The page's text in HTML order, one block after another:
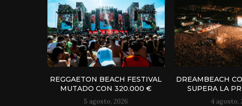
REGGAETON BEACH FESTIVAL
MUTADO CON 320.000 €
5 agosto, 2026
DREAMBEACH
SUPERA LA
4 agosto,